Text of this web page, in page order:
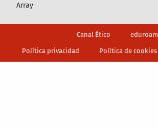
Array
Canal Ético eduroam
Política privacidad Política de cookies